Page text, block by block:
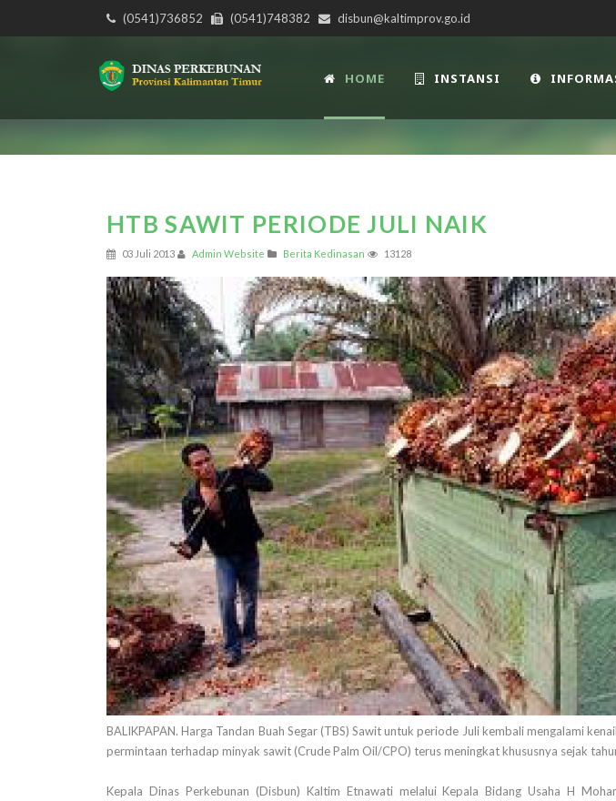
(0541)736852 (0541)748382 disbun@kaltimprov.go.id
HOME INSTANSI
HTB SAWIT PERIODE JULI NAIK
03 Juli 2013 Admin Website Berita Kedinasan 13128
BALIKPAPAN. Harga Tandan Buah Segar (TBS) Sawit untuk periode Juli kembali mengalami
permintaan terhadap minyak sawit (Crude Palm Oil/CPO) terus meningkat khususnya sejak
Kepala Dinas Perkebunan (Disbun) Kaltim Etnawati melalui Kepala Bidang Usaha H